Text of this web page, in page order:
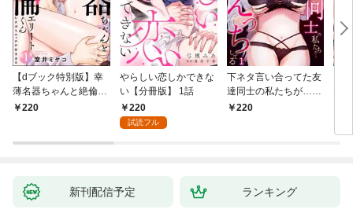
【dブック特別版】幸
薄名器ちゃんと絶倫エ
リートくん むさぼりエ
220
やらしい恋しかできな
い【分冊版】 1話
220
試読フル
下ネタ言い合ってた友
達同士の私たちが…一
晩中えっちしてる【TL
220
な
た
新刊配信予定 ランキング